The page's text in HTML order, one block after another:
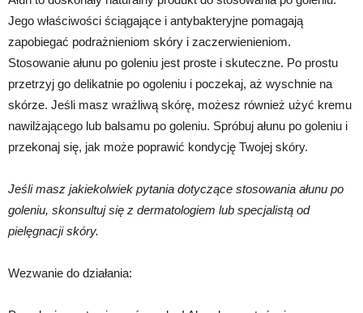
Jego właściwości ściągające i antybakteryjne pomagają
zapobiegać podrażnieniom skóry i zaczerwienieniom.
Stosowanie ałunu po goleniu jest proste i skuteczne. Po prostu
przetrzyj go delikatnie po ogoleniu i poczekaj, aż wyschnie na
skórze. Jeśli masz wrażliwą skórę, możesz również użyć kremu
nawilżającego lub balsamu po goleniu. Spróbuj ałunu po goleniu i
przekonaj się, jak może poprawić kondycję Twojej skóry.
Jeśli masz jakiekolwiek pytania dotyczące stosowania ałunu po
goleniu, skonsultuj się z dermatologiem lub specjalistą od
pielęgnacji skóry.
Wezwanie do działania: